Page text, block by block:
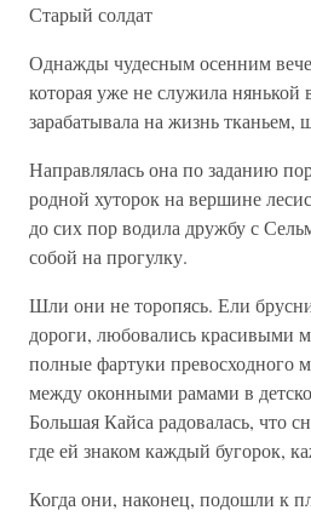
Старый солдат
Однажды чудесным осенним
которая уже не служила нянькой
зарабатывала на жизнь тканьем,
Направлялась она по заданию
родной хуторок на вершине
до сих пор водила дружбу с
собой на прогулку.
Шли они не торопясь. Ели
дороги, любовались красивыми
полные фартуки превосходного
между оконными рамами в
Большая Кайса радовалась, что
где ей знаком каждый бугорок,
Когда они, наконец, подошли к